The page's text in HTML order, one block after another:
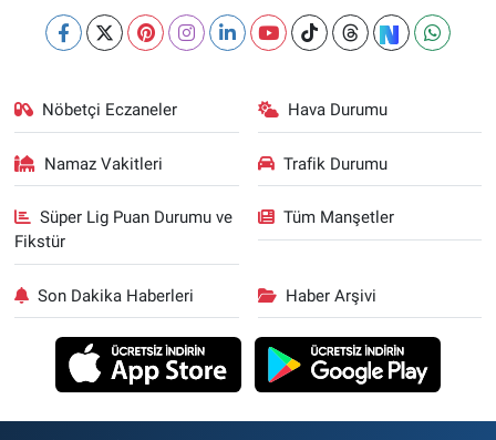
Nöbetçi Eczaneler Hava Durumu
Namaz Vakitleri Trafik Durumu
Süper Lig Puan Durumu ve
Fikstür
Tüm Manşetler
Son Dakika Haberleri Haber Arşivi